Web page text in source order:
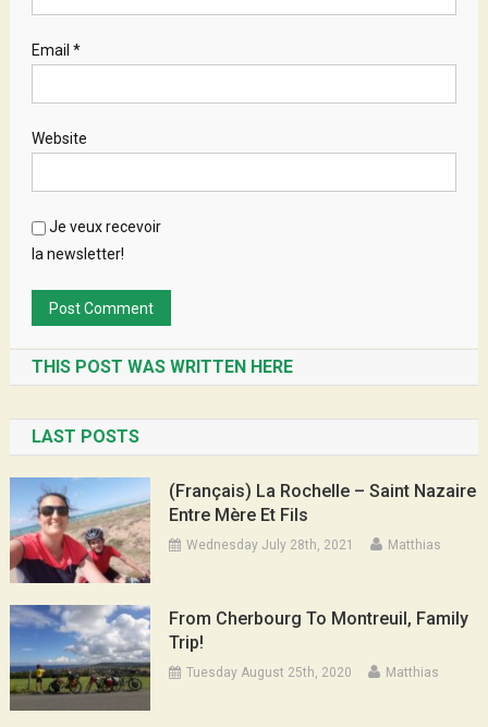
Email *
Website
Je veux recevoir
la newsletter!
THIS POST WAS WRITTEN HERE
LAST POSTS
(Français) La Rochelle – Saint Nazaire
Entre Mère Et Fils
Wednesday July 28th, 2021 Matthias
From Cherbourg To Montreuil, Family
Trip!
Tuesday August 25th, 2020 Matthias